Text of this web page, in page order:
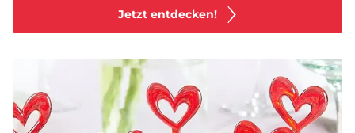
Jetzt entdecken!